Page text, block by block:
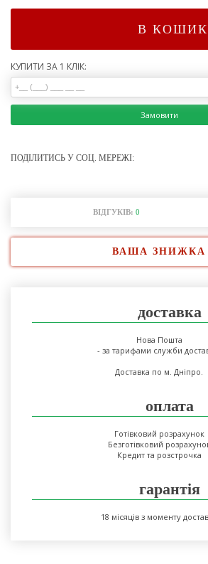
В КОШИК
КУПИТИ ЗА 1 КЛІК:
Замовити
ПОДІЛИТИСЬ У СОЦ. МЕРЕЖІ:
ВІДГУКІВ: 0
ВАША ЗНИЖКА
доставка
Нова Пошта
- за тарифами служби
Доставка по м. Дніпро.
оплата
Готівковий розрахунок
Безготівковий
Кредит та розстрочка
гарантія
18 місяців з моменту